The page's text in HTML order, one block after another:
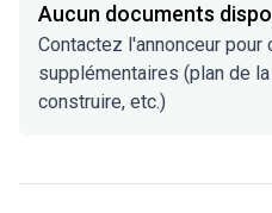
Aucun documents
Contactez l'annonceur
supplémentaires (plan de
construire, etc.)